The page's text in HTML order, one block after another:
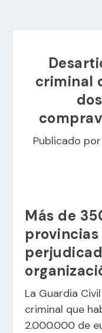
criminal
Publicado por
Más de
La Guardia
criminal que
2.000.000 de